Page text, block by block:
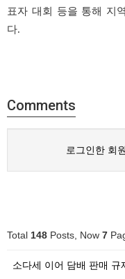
표자 대회 등을 통해 지
다.
Comments
로그인한 회
Total 148 Posts, Now 7
소다세 이어 담배 판매 규